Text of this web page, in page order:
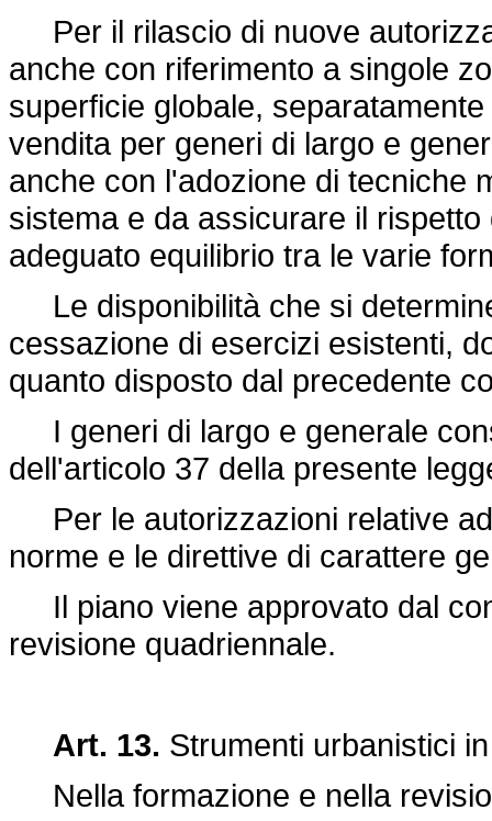
Per il rilascio di nuove
anche con riferimento a singole
superficie globale,
vendita per generi di largo e
anche con l'adozione di tecniche
sistema e da assicurare il
adeguato equilibrio tra le varie
Le disponibilità che si
cessazione di esercizi esistenti,
quanto disposto dal precedente
I generi di largo e generale
dell'articolo 37 della presente
Per le autorizzazioni relative
norme e le direttive di carattere
Il piano viene approvato dal
revisione quadriennale.
Art. 13. Strumenti urbanistici
Nella formazione e nella